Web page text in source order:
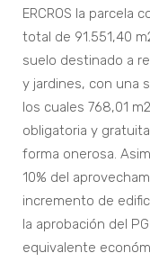
ERCROS la parcela
total de 91.551,40
suelo destinado a
y jardines, con una
los cuales 768,01
obligatoria y
forma onerosa.
10% del
incremento de
la aprobación del
equivalente